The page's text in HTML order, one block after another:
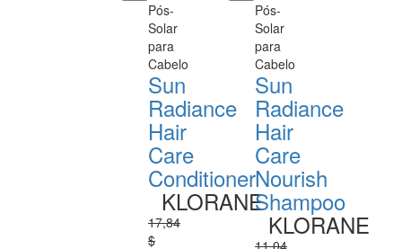
Pós-
Solar
para
Cabelo
Sun
Radiance
Hair
Care
Conditioner
KLORANE
17,84
$
Pós-
Solar
para
Cabelo
Sun
Radiance
Hair
Care
Nourish
Shampoo
KLORANE
11,04